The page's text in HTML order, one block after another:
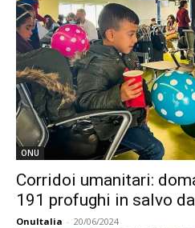
ONU
Corridoi umanitari:
191 profughi in salvo
OnuItalia - 20/06/2024